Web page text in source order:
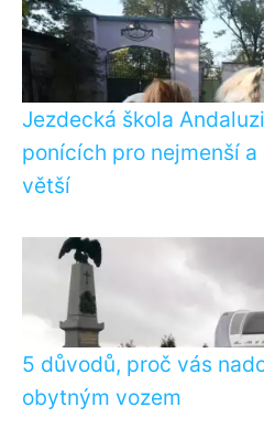
Jezdecká škola
ponících pro nejmenší
větší
5 důvodů, proč vás
obytným vozem